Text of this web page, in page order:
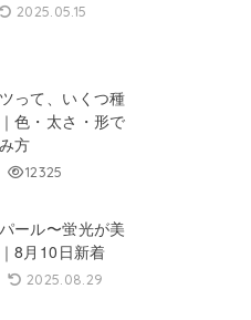
2025.05.15
って、いくつ種
色・太さ・形で
方
12325
ール〜蛍光が美
8月10日新着
2025.08.29